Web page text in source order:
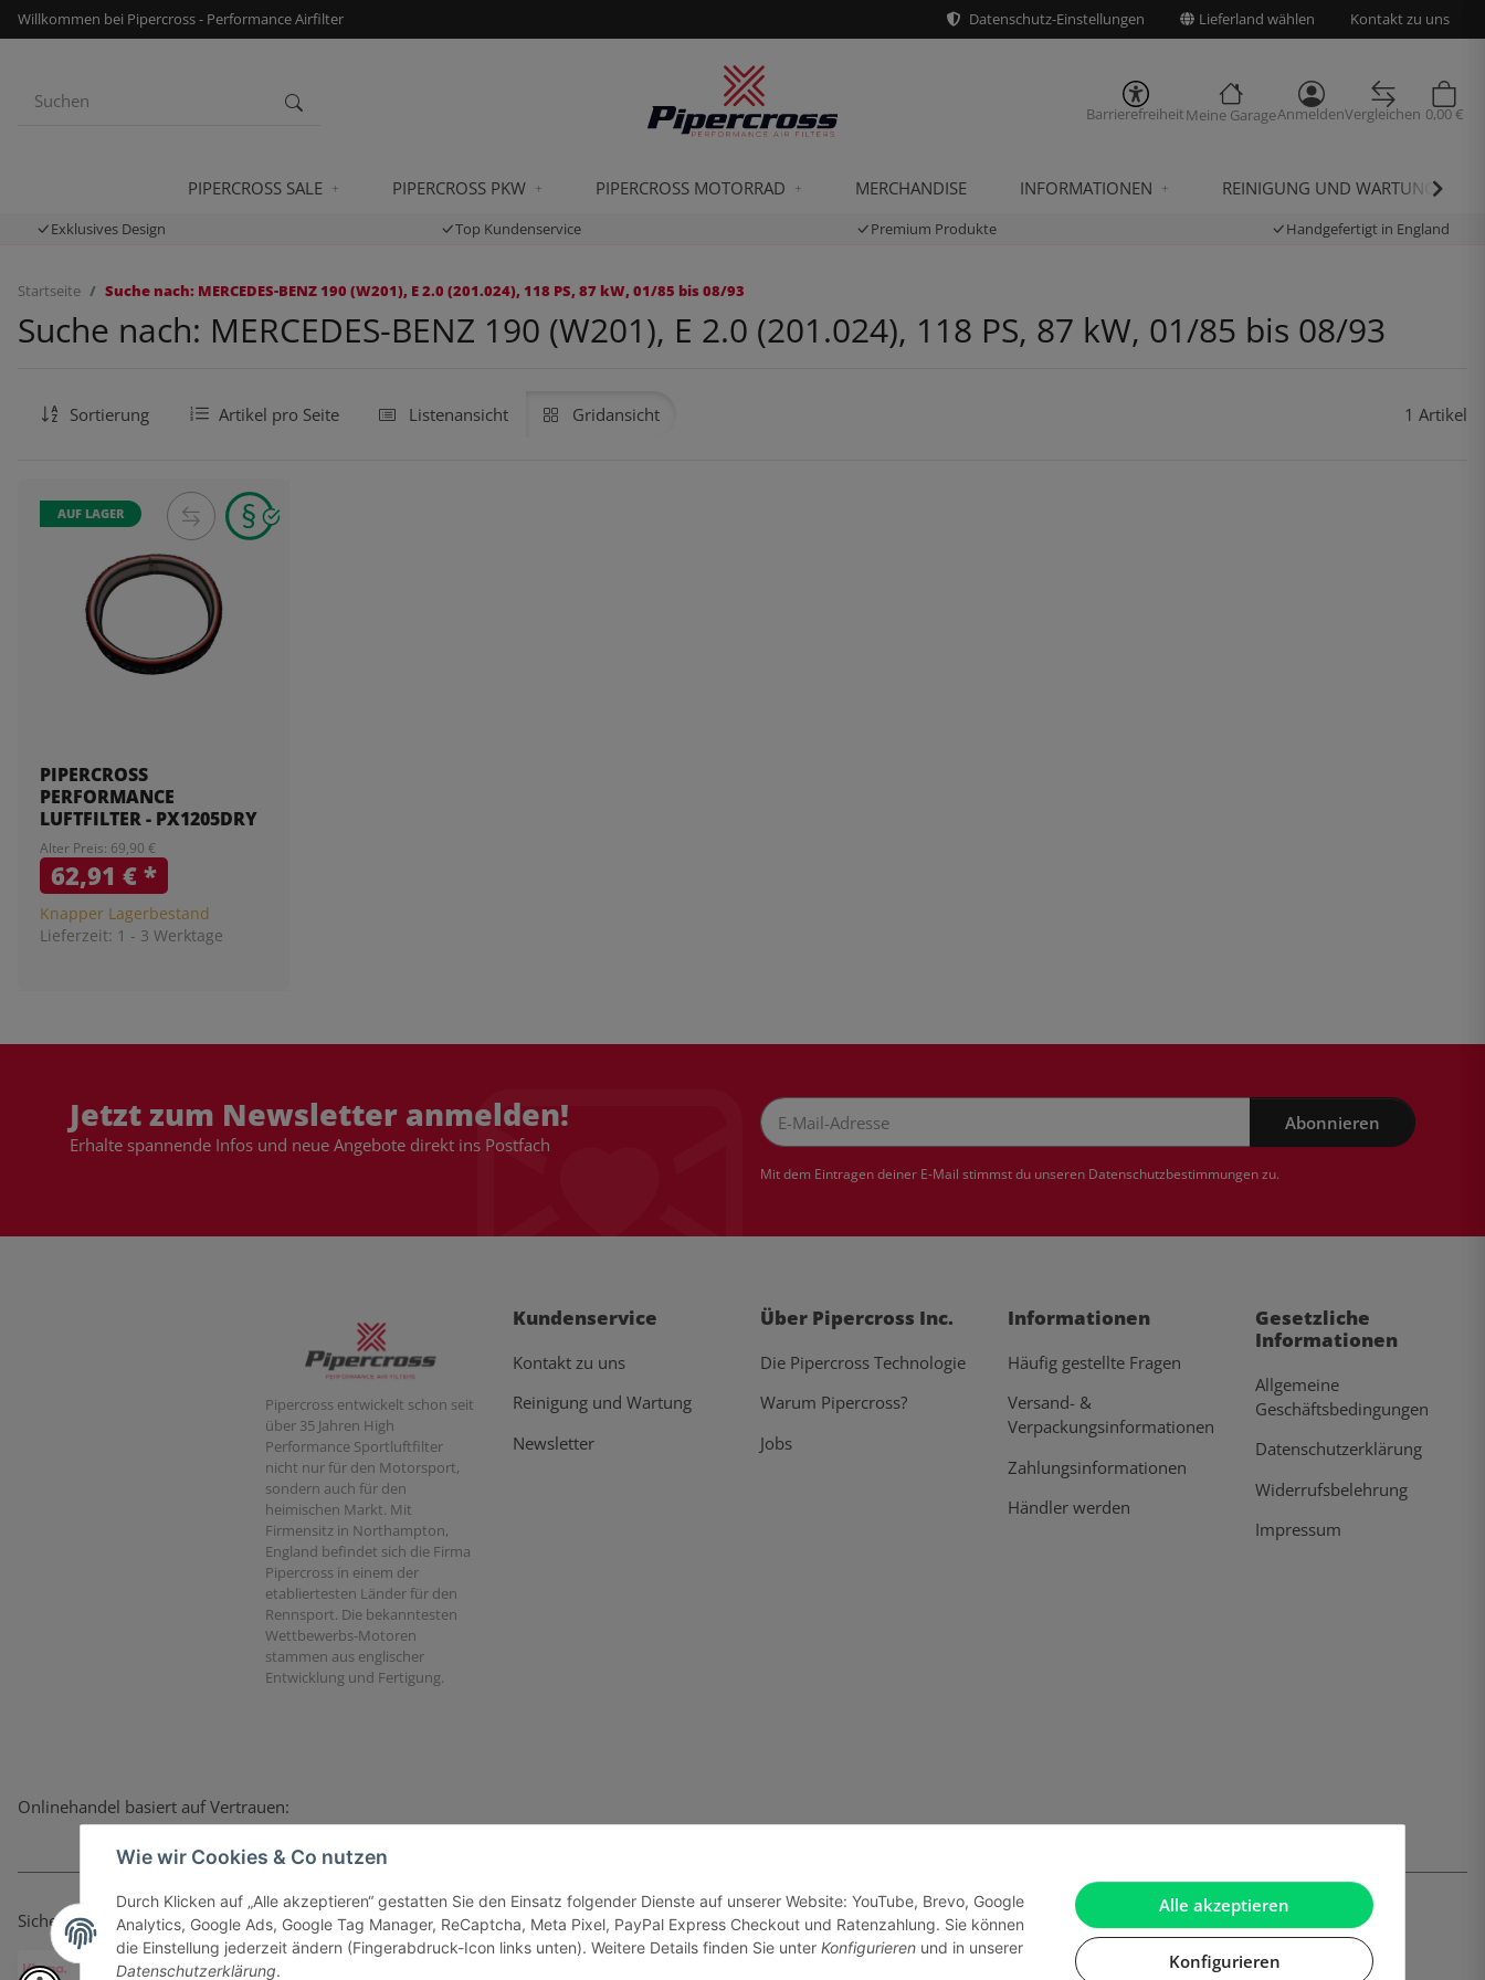
Alle akzeptieren
Konfigurieren
Wie wir Cookies & Co nutzen
Durch Klicken auf „Alle akzeptieren“ gestatten Sie den Einsatz folgender Dienste auf unserer Website: YouTube, Brevo, Google
Analytics, Google Ads, Google Tag Manager, ReCaptcha, Meta Pixel, PayPal Express Checkout und Ratenzahlung. Sie können
die Einstellung jederzeit ändern (Fingerabdruck-Icon links unten). Weitere Details finden Sie unter Konfigurieren und in unserer
Datenschutzerklärung.
Willkommen bei Pipercross - Performance Airfilter Datenschutz-Einstellungen Lieferland wählen Kontakt zu uns
BarrierefreiheitMeine GarageAnmeldenVergleichen 0,00 €
PIPERCROSS SALE PIPERCROSS PKW PIPERCROSS MOTORRAD MERCHANDISE INFORMATIONEN REINIGUNG UND WARTUNG
Exklusives Design Top Kundenservice Premium Produkte Handgefertigt in England
Startseite Suche nach: MERCEDES-BENZ 190 (W201), E 2.0 (201.024), 118 PS, 87 kW, 01/85 bis 08/93
Suche nach: MERCEDES-BENZ 190 (W201), E 2.0 (201.024), 118 PS, 87 kW, 01/85 bis 08/93
Sortierung Artikel pro Seite Listenansicht Gridansicht 1 Artikel
AUF LAGER
PIPERCROSS
PERFORMANCE
LUFTFILTER - PX1205DRY
Alter Preis: 69,90 €
62,91 €*
Knapper Lagerbestand
Lieferzeit: 1 - 3 Werktage
Jetzt zum Newsletter anmelden!
Erhalte spannende Infos und neue Angebote direkt ins Postfach
Abonnieren
Mit dem Eintragen deiner E-Mail stimmst du unseren Datenschutzbestimmungenzu.
Pipercross entwickelt schon seit
über 35 Jahren High
Performance Sportluftfilter
nicht nur für den Motorsport,
sondern auch für den
heimischen Markt. Mit
Firmensitz in Northampton,
England befindet sich die Firma
Pipercross in einem der
etabliertesten Länder für den
Rennsport. Die bekanntesten
Wettbewerbs-Motoren
stammen aus englischer
Entwicklung und Fertigung.
Kundenservice
Kontakt zu uns
Reinigung und Wartung
Newsletter
Über Pipercross Inc.
Die Pipercross Technologie
Warum Pipercross?
Jobs
Informationen
Häufig gestellte Fragen
Versand- &
Verpackungsinformationen
Zahlungsinformationen
Händler werden
Gesetzliche
Informationen
Allgemeine
Geschäftsbedingungen
Datenschutzerklärung
Widerrufsbelehrung
Impressum
Onlinehandel basiert auf Vertrauen:
Sicher bezahlen via: